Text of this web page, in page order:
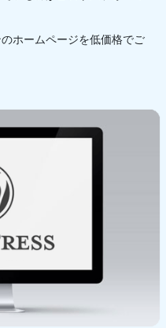
ホームページを低価格でご